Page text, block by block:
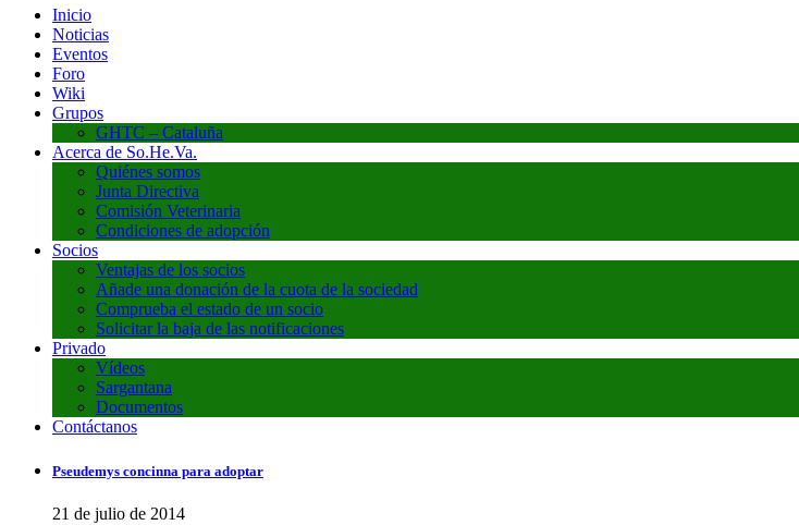
Inicio
Noticias
Eventos
Foro
Wiki
Grupos
GHTC – Cataluña
Acerca de So.He.Va.
Quiénes somos
Junta Directiva
Comisión Veterinaria
Condiciones de adopción
Socios
Ventajas de los socios
Añade una donación de la cuota de la sociedad
Comprueba el estado de un socio
Solicitar la baja de las notificaciones
Privado
Vídeos
Sargantana
Documentos
Contáctanos
Pseudemys concinna para adoptar
21 de julio de 2014